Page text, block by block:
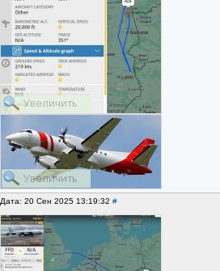
Дата: 20 Сен 2025 13:19:32 #